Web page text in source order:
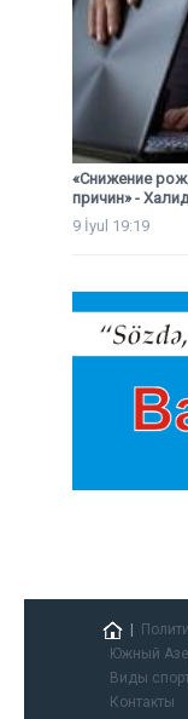
«Снижение
причин» -
9 İyul 19:19
Южный
Виды
Контакты